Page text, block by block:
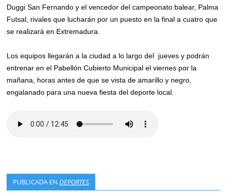
Duggi San Fernando y el vencedor del campeonato balear, Palma
Futsal, rivales que lucharán por un puesto en la final a cuatro que
se realizará en Extremadura.
Los equipos llegarán a la ciudad a lo largo del jueves y podrán
entrenar en el Pabellón Cubierto Municipal el viernes por la
mañana, horas antes de que se vista de amarillo y negro,
engalanado para una nueva fiesta del deporte local.
PUBLICADA ENDEPORTES